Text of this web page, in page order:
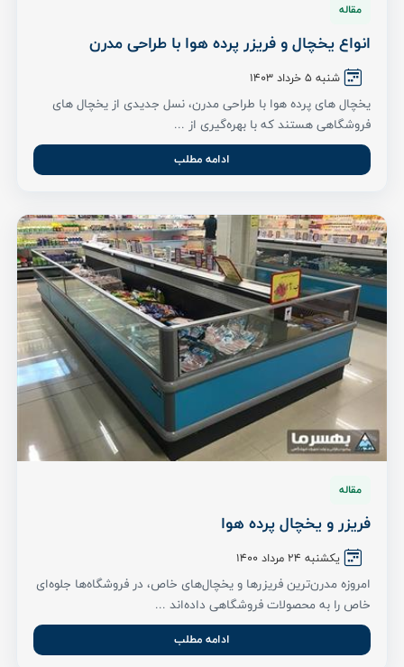
مقاله
انواع یخچال و فریزر پرده هوا با طراحی مدرن
شنبه 5 خرداد ۱۴۰3
یخچال های پرده هوا با طراحی مدرن، نسل جدیدی از یخچال های
فروشگاهی هستند که با بهره‌گیری از ...
ادامه مطلب
مقاله
فریزر و یخچال پرده هوا
یکشنبه ۲۴ مرداد ۱۴۰۰
امروزه مدرن‌ترین فریزرها و یخچال‌های خاص، در فروشگاه‌ها جلوه‌ای
خاص را به محصولات فروشگاهی داده‌اند ...
ادامه مطلب